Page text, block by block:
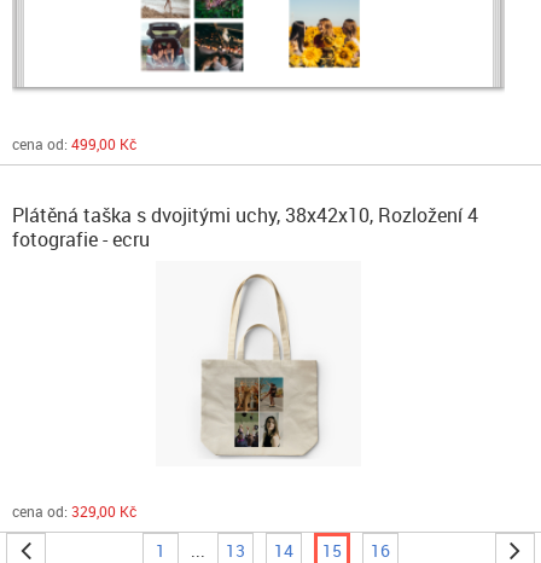
cena od: 499,00 Kč
Plátěná taška s dvojitými uchy, 38x42x10, Rozložení 4
fotografie - ecru
cena od: 329,00 Kč
1 13 14 15 16